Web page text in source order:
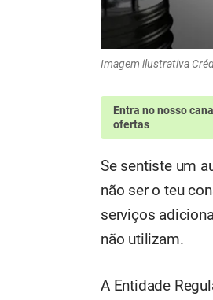
Imagem ilustrativa
Entra no nosso
ofertas
Se sentiste um
não ser o teu
serviços
não utilizam.
A Entidade